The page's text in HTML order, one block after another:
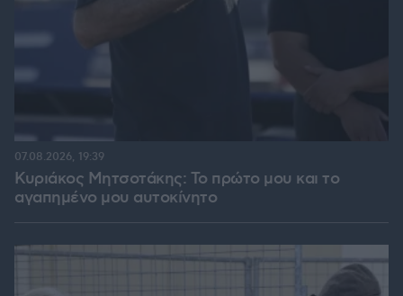
Κυριάκος Μητσοτάκης: Το πρώτο μου και το
αγαπημένο μου αυτοκίνητο
07.08.2026, 19:39